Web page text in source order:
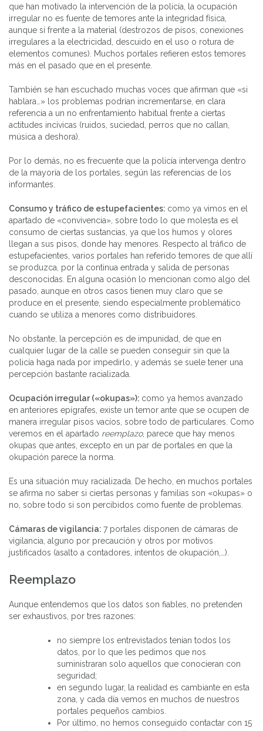
que han motivado la intervención de la policía, la ocupación
irregular no es fuente de temores ante la integridad física,
aunque sí frente a la material (destrozos de pisos, conexiones
irregulares a la electricidad, descuido en el uso o rotura de
elementos comunes). Muchos portales refieren estos temores
más en el pasado que en el presente.
También se han escuchado muchas voces que afirman que «si
hablara…» los problemas podrían incrementarse, en clara
referencia a un no enfrentamiento habitual frente a ciertas
actitudes incívicas (ruidos, suciedad, perros que no callan,
música a deshora).
Por lo demás, no es frecuente que la policía intervenga dentro
de la mayoría de los portales, según las referencias de los
informantes.
Consumo y tráfico de estupefacientes: como ya vimos en el
apartado de «convivencia», sobre todo lo que molesta es el
consumo de ciertas sustancias, ya que los humos y olores
llegan a sus pisos, donde hay menores. Respecto al tráfico de
estupefacientes, varios portales han referido temores de que allí
se produzca, por la continua entrada y salida de personas
desconocidas. En alguna ocasión lo mencionan como algo del
pasado, aunque en otros casos tienen muy claro que se
produce en el presente, siendo especialmente problemático
cuando se utiliza a menores como distribuidores.
No obstante, la percepción es de impunidad, de que en
cualquier lugar de la calle se pueden conseguir sin que la
policía haga nada por impedirlo, y además se suele tener una
percepción bastante racializada.
Ocupación irregular («okupas»): como ya hemos avanzado
en anteriores epígrafes, existe un temor ante que se ocupen de
manera irregular pisos vacíos, sobre todo de particulares. Como
veremos en el apartado reemplazo, parece que hay menos
okupas que antes, excepto en un par de portales en que la
okupación parece la norma.
Es una situación muy racializada. De hecho, en muchos portales
se afirma no saber si ciertas personas y familias son «okupas» o
no, sobre todo si son percibidos como fuente de problemas.
Cámaras de vigilancia: 7 portales disponen de cámaras de
vigilancia, alguno por precaución y otros por motivos
justificados (asalto a contadores, intentos de okupación,…).
Reemplazo
Aunque entendemos que los datos son fiables, no pretenden
ser exhaustivos, por tres razones:
no siempre los entrevistados tenían todos los
datos, por lo que les pedimos que nos
suministraran solo aquellos que conocieran con
seguridad;
en segundo lugar, la realidad es cambiante en esta
zona, y cada día vemos en muchos de nuestros
portales pequeños cambios.
Por último, no hemos conseguido contactar con 15